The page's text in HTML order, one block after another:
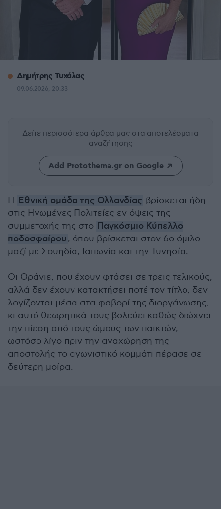
Δημήτρης Τυχάλας
09.06.2026, 20:33
Δείτε περισσότερα άρθρα μας στα αποτελέσματα
αναζήτησης
Add Protothema.gr on Google
Η Εθνική ομάδα της Ολλανδίας βρίσκεται ήδη
στις Ηνωμένες Πολιτείες εν όψεις της
συμμετοχής της στο Παγκόσμιο Κύπελλο
ποδοσφαίρου , όπου βρίσκεται στον 6ο όμιλο
μαζί με Σουηδία, Ιαπωνία και την Τυνησία.
Οι Οράνιε, που έχουν φτάσει σε τρεις τελικούς,
αλλά δεν έχουν κατακτήσει ποτέ τον τίτλο, δεν
λογίζονται μέσα στα φαβορί της διοργάνωσης,
κι αυτό θεωρητικά τους βολεύει καθώς διώχνει
την πίεση από τους ώμους των παικτών,
ωστόσο λίγο πριν την αναχώρηση της
αποστολής το αγωνιστικό κομμάτι πέρασε σε
δεύτερη μοίρα.